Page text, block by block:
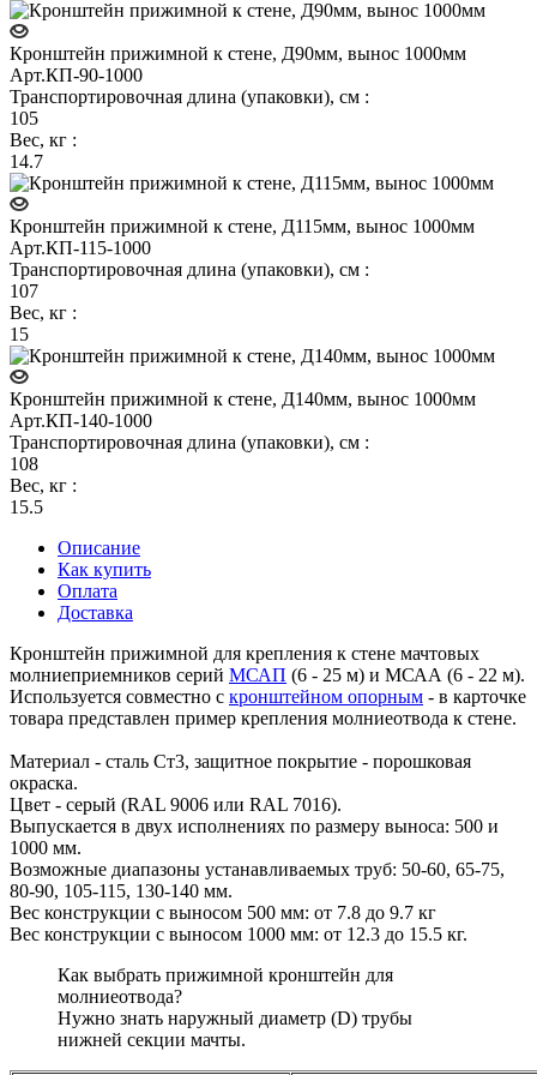
Кронштейн прижимной к стене, Д90мм, вынос 1000мм
Арт.КП-90-1000
Транспортировочная длина (упаковки), см :
105
Вес, кг :
14.7
Кронштейн прижимной к стене, Д115мм, вынос 1000мм
Арт.КП-115-1000
Транспортировочная длина (упаковки), см :
107
Вес, кг :
15
Кронштейн прижимной к стене, Д140мм, вынос 1000мм
Арт.КП-140-1000
Транспортировочная длина (упаковки), см :
108
Вес, кг :
15.5
Описание
Как купить
Оплата
Доставка
Кронштейн прижимной для крепления к стене мачтовых
молниеприемников серий МСАП (6 - 25 м) и МСАА (6 - 22 м).
Используется совместно с кронштейном опорным - в карточке
товара представлен пример крепления молниеотвода к стене.
Материал - сталь Ст3, защитное покрытие - порошковая
окраска.
Цвет - серый (RAL 9006 или RAL 7016).
Выпускается в двух исполнениях по размеру выноса: 500 и
1000 мм.
Возможные диапазоны устанавливаемых труб: 50-60, 65-75,
80-90, 105-115, 130-140 мм.
Вес конструкции с выносом 500 мм: от 7.8 до 9.7 кг
Вес конструкции с выносом 1000 мм: от 12.3 до 15.5 кг.
Как выбрать прижимной кронштейн для
молниеотвода?
Нужно знать наружный диаметр (D) трубы
нижней секции мачты.